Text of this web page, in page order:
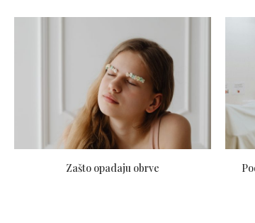
Zašto opadaju obrve